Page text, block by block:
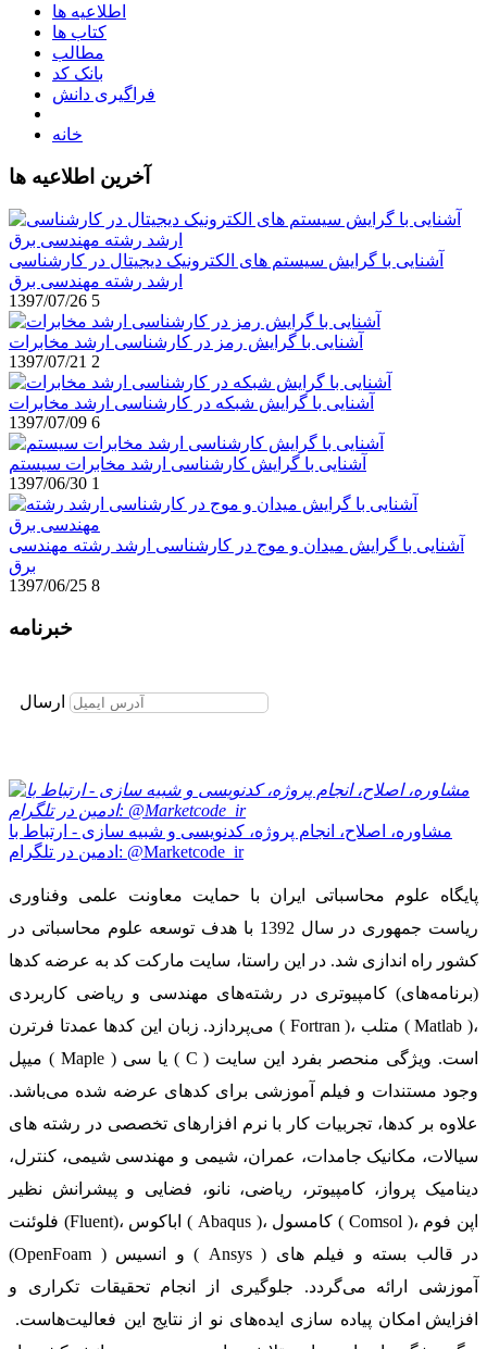
اطلاعیه ها
کتاب ها
مطالب
بانک کد
فراگیری دانش
خانه
آخرین اطلاعیه ها
آشنایی با گرایش سیستم های الکترونیک دیجیتال در کارشناسی
ارشد رشته مهندسی برق
1397/07/26 5
آشنایی با گرایش رمز در کارشناسی ارشد مخابرات
1397/07/21 2
آشنایی با گرایش شبکه در کارشناسی ارشد مخابرات
1397/07/09 6
آشنایی با گرایش کارشناسی ارشد مخابرات سیستم
1397/06/30 1
آشنایی با گرایش میدان و موج در کارشناسی ارشد رشته مهندسی
برق
1397/06/25 8
خبرنامه
ارسال
مشاوره، اصلاح، انجام پروژه، کدنویسی و شبیه سازی - ارتباط با
ادمین در تلگرام: @Marketcode_ir
پایگاه علوم محاسباتی ایران با حمایت معاونت علمی وفناوری
ریاست جمهوری در سال 1392 با هدف توسعه علوم محاسباتی در
کشور راه اندازی شد. در این راستا، سایت مارکت کد به عرضه کدها
(برنامه‌های) کامپیوتری در رشته‌های مهندسی و ریاضی کاربردی
می‌پردازد. زبان این کدها عمدتا فرترن ( Fortran )، متلب ( Matlab )،
میپل ( Maple ) یا سی ( C ) است. ویژگی منحصر بفرد این سایت
وجود مستندات و فیلم آموزشی برای کدهای عرضه شده می‌باشد.
علاوه بر کدها، تجربیات کار با نرم افزارهای تخصصی در رشته های
سیالات، مکانیک جامدات، عمران، شیمی و مهندسی شیمی، کنترل،
دینامیک پرواز، کامپیوتر، ریاضی، نانو، فضایی و پیشرانش نظیر
فلوئنت (Fluent)، اباکوس ( Abaqus )، کامسول ( Comsol )، اپن فوم
(OpenFoam ) و انسیس ( Ansys ) در قالب بسته‌ و فیلم های
آموزشی ارائه می‌گردد. جلوگیری از انجام تحقیقات تکراری و
افزایش امکان پیاده سازی ایده‌های نو از نتایج این فعالیت‌هاست.